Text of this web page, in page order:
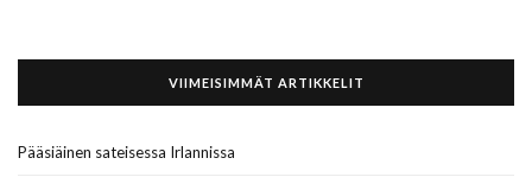
VIIMEISIMMÄT ARTIKKELIT
Pääsiäinen sateisessa Irlannissa